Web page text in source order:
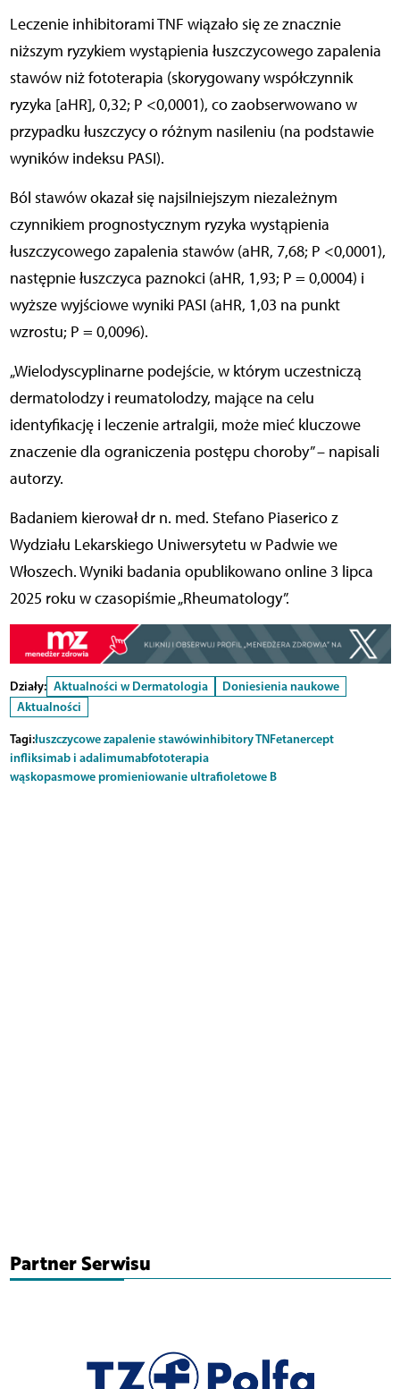
Leczenie inhibitorami TNF wiązało się ze znacznie
niższym ryzykiem wystąpienia łuszczycowego zapalenia
stawów niż fototerapia (skorygowany współczynnik
ryzyka [aHR], 0,32; P <0,0001), co zaobserwowano w
przypadku łuszczycy o różnym nasileniu (na podstawie
wyników indeksu PASI).
Ból stawów okazał się najsilniejszym niezależnym
czynnikiem prognostycznym ryzyka wystąpienia
łuszczycowego zapalenia stawów (aHR, 7,68; P <0,0001),
następnie łuszczyca paznokci (aHR, 1,93; P = 0,0004) i
wyższe wyjściowe wyniki PASI (aHR, 1,03 na punkt
wzrostu; P = 0,0096).
„Wielodyscyplinarne podejście, w którym uczestniczą
dermatolodzy i reumatolodzy, mające na celu
identyfikację i leczenie artralgii, może mieć kluczowe
znaczenie dla ograniczenia postępu choroby” – napisali
autorzy.
Badaniem kierował dr n. med. Stefano Piaserico z
Wydziału Lekarskiego Uniwersytetu w Padwie we
Włoszech. Wyniki badania opublikowano online 3 lipca
2025 roku w czasopiśmie „Rheumatology”.
Działy: Aktualności w Dermatologia
Doniesienia naukowe
Aktualności
Tagi:łuszczycowe zapalenie stawówinhibitory TNFetanercept
infliksimab i adalimumabfototerapia
wąskopasmowe promieniowanie ultrafioletowe B
Partner Serwisu